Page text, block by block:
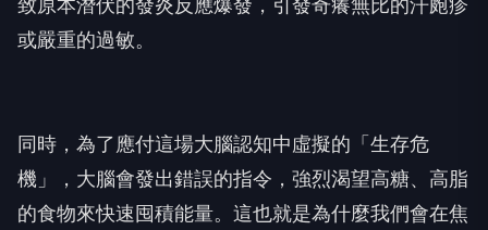
致原本潛伏的發炎反應爆發，引發奇癢無比的汗皰疹
或嚴重的過敏。
同時，為了應付這場大腦認知中虛擬的「生存危
機」，大腦會發出錯誤的指令，強烈渴望高糖、高脂
的食物來快速囤積能量。這也就是為什麼我們會在焦